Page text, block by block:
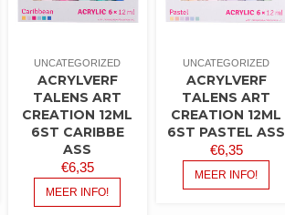
UNCATEGORIZED
ACRYLVERF
TALENS ART
CREATION 12ML
6ST CARIBBE
ASS
€6,35
MEER INFO!
UNCATEGORIZED
ACRYLVERF
TALENS ART
CREATION 12ML
6ST PASTEL ASS
€6,35
MEER INFO!